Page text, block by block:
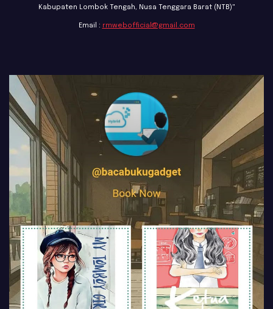
Kabupaten Lombok Tengah, Nusa Tenggara Barat (NTB)"
Email : rmwebofficial@gmail.com